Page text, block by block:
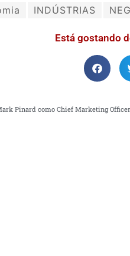
INDÚSTRIAS
Está gostando
Pinard como Chief Marketing Officer